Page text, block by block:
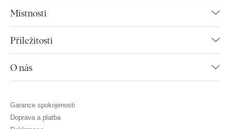
Místnosti
Příležitosti
O nás
Garance spokojenosti
Doprava a platba